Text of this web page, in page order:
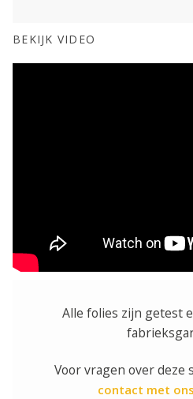
BEKIJK VIDEO
Alle folies zijn getest
Voor vragen over deze
contact met